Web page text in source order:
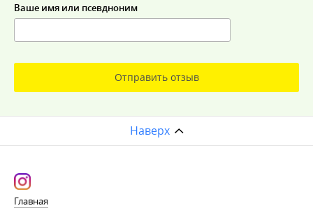
Ваше имя или псевдноним
Отправить отзыв
Наверх
Главная